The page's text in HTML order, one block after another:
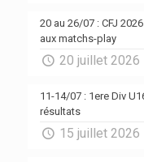
20 au 26/07 : CFJ
aux matchs-play
20 juillet 2026
11-14/07 : 1ere Div
résultats
15 juillet 2026